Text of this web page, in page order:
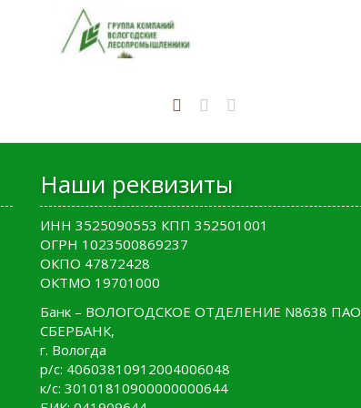
Наши реквизиты
ИНН 3525090553 КПП 352501001
ОГРН 1023500869237
ОКПО 47872428
ОКТМО 19701000
Банк – ВОЛОГОДСКОЕ ОТДЕЛЕНИЕ N8638 ПАО
СБЕРБАНК,
г. Вологда
р/с: 40603810912004006048
к/с: 30101810900000000644